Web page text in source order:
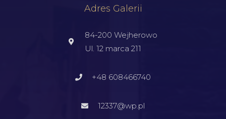
Adres Galerii
84-200 Wejherowo
Ul. 12 marca 211
+48 608466740
12337@wp.pl